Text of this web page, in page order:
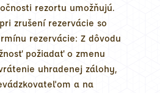
rezortu umožňujú.
zrušení rezervácie so
rezervácie: Z dôvodu
požiadať o zmenu
uhradenej zálohy,
a na